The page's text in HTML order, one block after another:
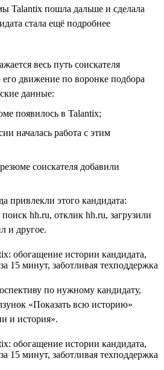
Talantix пошла дальше и сделала
стала ещё подробнее
весь путь соискателя
движение по воронке подбора
данные:
появилось в Talantix;
началась работа с этим
соискателя добавили
привлекли этого кандидата:
поиск hh.ru, отклик hh.ru, загрузили
и другое.
по нужному кандидату,
«Показать всю историю»
и история».